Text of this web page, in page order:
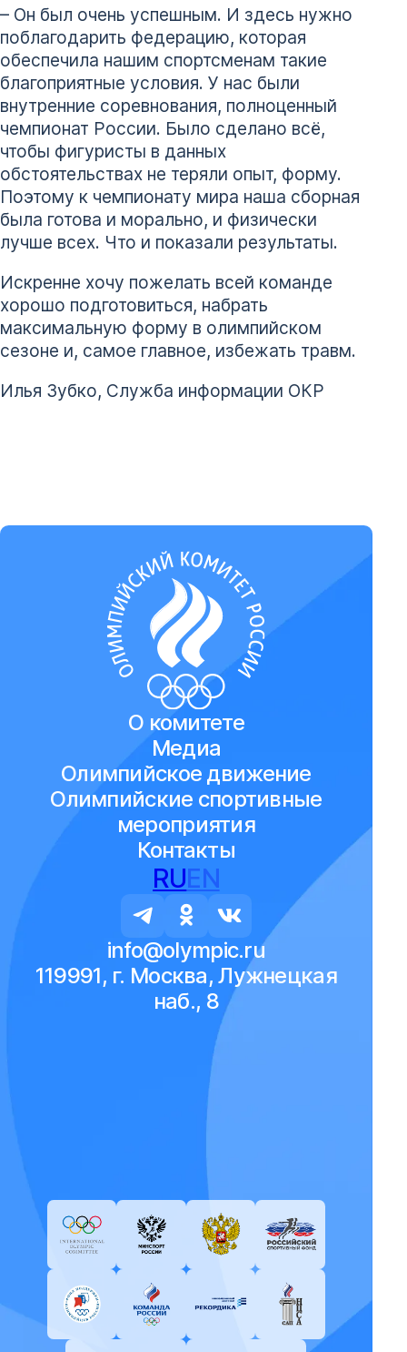
– Он был очень успешным. И здесь нужно
поблагодарить федерацию, которая
обеспечила нашим спортсменам такие
благоприятные условия. У нас были
внутренние соревнования, полноценный
чемпионат России. Было сделано всё,
чтобы фигуристы в данных
обстоятельствах не теряли опыт, форму.
Поэтому к чемпионату мира наша сборная
была готова и морально, и физически
лучше всех. Что и показали результаты.
Искренне хочу пожелать всей команде
хорошо подготовиться, набрать
максимальную форму в олимпийском
сезоне и, самое главное, избежать травм.
Илья Зубко, Служба информации ОКР
О комитете
Медиа
Олимпийское движение
Олимпийские спортивные
мероприятия
Контакты
RUEN
info@olympic.ru
119991, г. Москва, Лужнецкая
наб., 8